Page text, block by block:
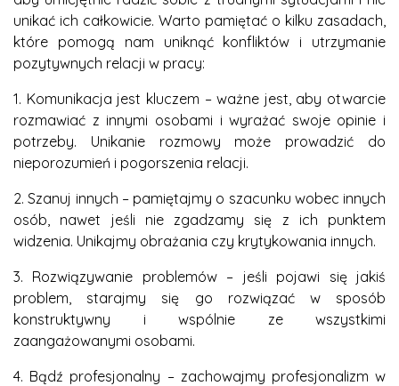
unikać ich całkowicie. Warto pamiętać o kilku zasadach,
które pomogą nam uniknąć konfliktów i utrzymanie
pozytywnych relacji w pracy:
1. Komunikacja jest kluczem – ważne jest, aby otwarcie
rozmawiać z innymi osobami i wyrażać swoje opinie i
potrzeby. Unikanie rozmowy może prowadzić do
nieporozumień i pogorszenia relacji.
2. Szanuj innych – pamiętajmy o szacunku wobec innych
osób, nawet jeśli nie zgadzamy się z ich punktem
widzenia. Unikajmy obrażania czy krytykowania innych.
3. Rozwiązywanie problemów – jeśli pojawi się jakiś
problem, starajmy się go rozwiązać w sposób
konstruktywny i wspólnie ze wszystkimi
zaangażowanymi osobami.
4. Bądź profesjonalny – zachowajmy profesjonalizm w